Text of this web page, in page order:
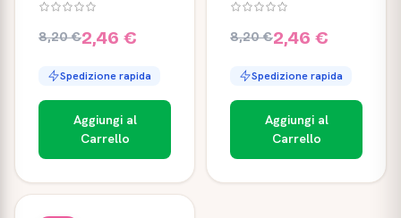
8,20 €2,46 €
Spedizione rapida
Aggiungi al
Carrello
8,20 €2,46 €
Spedizione rapida
Aggiungi al
Carrello